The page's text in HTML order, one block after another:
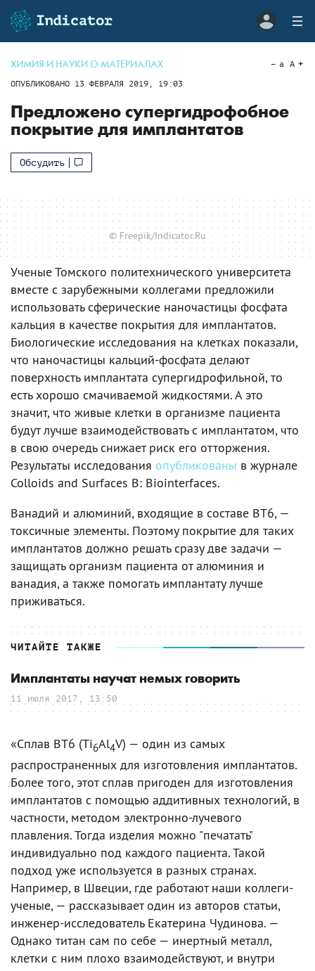
ХИМИЯ И НАУКИ О МАТЕРИАЛАХ
ОПУБЛИКОВАНО 13 ФЕВРАЛЯ 2019, 19:03
a A
Предложено супергидрофобное
покрытие для имплантатов
Обсудить
© Freepik/Indicator.Ru
Ученые Томского политехнического университета
вместе с зарубежными коллегами предложили
использовать сферические наночастицы фосфата
кальция в качестве покрытия для имплантатов.
Биологические исследования на клетках показали,
что наночастицы кальций-фосфата делают
поверхность имплантата супергидрофильной, то
есть хорошо смачиваемой жидкостями. А это
значит, что живые клетки в организме пациента
будут лучше взаимодействовать с имплантатом, что
в свою очередь снижает риск его отторжения.
Результаты исследования опубликованы в журнале
Colloids and Surfaces B: Biointerfaces.
Ванадий и алюминий, входящие в составе ВТ6, —
токсичные элементы. Поэтому покрытие для таких
имплантатов должно решать сразу две задачи —
защищать организм пациента от алюминия и
ванадия, а также помогать имплантату лучше
приживаться.
ЧИТАЙТЕ ТАКЖЕ
Имплантаты научат немых говорить
11 июля 2017, 13:50
«Сплав ВТ6 (Ti6Al4V) — один из самых
распространенных для изготовления имплантатов.
Более того, этот сплав пригоден для изготовления
имплантатов с помощью аддитивных технологий, в
частности, методом электронно-лучевого
плавления. Тогда изделия можно "печатать"
индивидуально под каждого пациента. Такой
подход уже используется в разных странах.
Например, в Швеции, где работают наши коллеги-
ученые, — рассказывает один из авторов статьи,
инженер-исследователь Екатерина Чудинова. —
Однако титан сам по себе — инертный металл,
клетки с ним плохо взаимодействуют, и внутри